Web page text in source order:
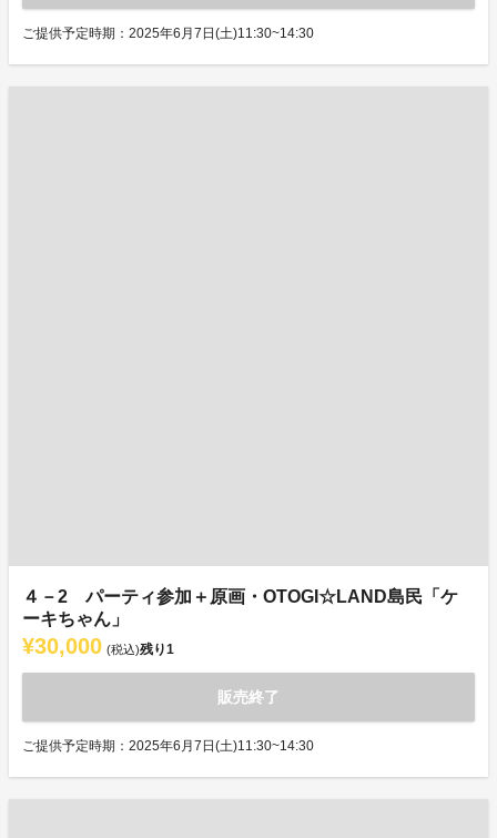
ご提供予定時期：2025年6月7日(土)11:30~14:30
４－2 パーティ参加＋原画・OTOGI☆LAND島民「ケ
ーキちゃん」
¥30,000 (税込)残り1
販売終了
ご提供予定時期：2025年6月7日(土)11:30~14:30